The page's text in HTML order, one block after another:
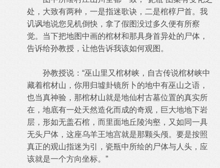
处，大致有两种，一是指迷歌诀，二是棺椁尸首。我
讥讽地说您见机倒快，拿了假图没过多久便有所察
觉。当下把地图中画的棺材和那具身首异处的尸体，
告诉给孙教授，让他告诉我该如何观图。
孙教授说：“巫山里又棺材峡，自古传说棺材峡中
藏着棺材山，你用归墟卦镜所卜的地中有巫山之语，
也当真神验，那棺材山就是地仙村古墓位置的真实所
在，地底有一处天然造化而成的奇观，巨大地地下岩
层，形如无盖石棺，而里面地丘陵沟壑，又如同一具
无头尸体，这座乌羊王地宫就是那颗头颅。要是按照
真正的观山指迷为引，瓷瓶中所绘的尸体与人头，应
该就是一个方向坐标。”